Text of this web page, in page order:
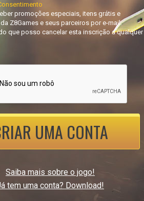
promoções especiais, itens grátis e
Z8Games e seus parceiros por e-mail.
que posso cancelar esta inscrição a qualquer
UMA CONTA
Saiba mais sobre o jogo!
tem uma conta? Download!